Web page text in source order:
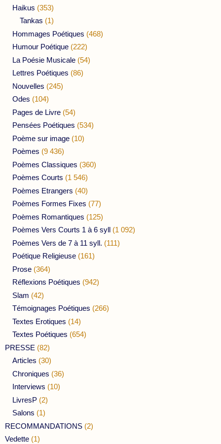
Haikus (353)
Tankas (1)
Hommages Poétiques (468)
Humour Poétique (222)
La Poésie Musicale (54)
Lettres Poétiques (86)
Nouvelles (245)
Odes (104)
Pages de Livre (54)
Pensées Poétiques (534)
Poème sur image (10)
Poèmes (9 436)
Poèmes Classiques (360)
Poèmes Courts (1 546)
Poèmes Etrangers (40)
Poèmes Formes Fixes (77)
Poèmes Romantiques (125)
Poèmes Vers Courts 1 à 6 syll (1 092)
Poèmes Vers de 7 à 11 syll. (111)
Poétique Religieuse (161)
Prose (364)
Réflexions Poétiques (942)
Slam (42)
Témoignages Poétiques (266)
Textes Erotiques (14)
Textes Poétiques (654)
PRESSE (82)
Articles (30)
Chroniques (36)
Interviews (10)
LivresP (2)
Salons (1)
RECOMMANDATIONS (2)
Vedette (1)